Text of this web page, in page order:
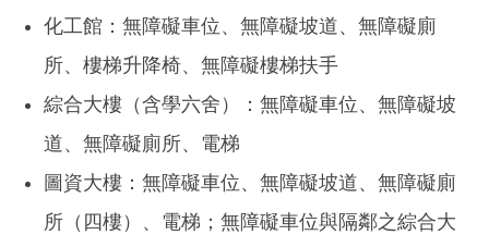
化工館：無障礙車位、無障礙坡道、無障礙廁
所、樓梯升降椅、無障礙樓梯扶手
綜合大樓（含學六舍）：無障礙車位、無障礙坡
道、無障礙廁所、電梯
圖資大樓：無障礙車位、無障礙坡道、無障礙廁
所（四樓）、電梯；無障礙車位與隔鄰之綜合大